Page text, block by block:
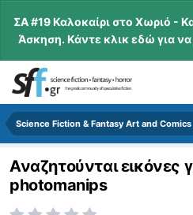
ΣΑ #19 Καλοκαίρι στο Χωριό -
Άσκηση. Κάντε κλικ εδώ για
Science Fiction & Fantasy Art and Comics
Αναζητούνται εικόνες
photomanips